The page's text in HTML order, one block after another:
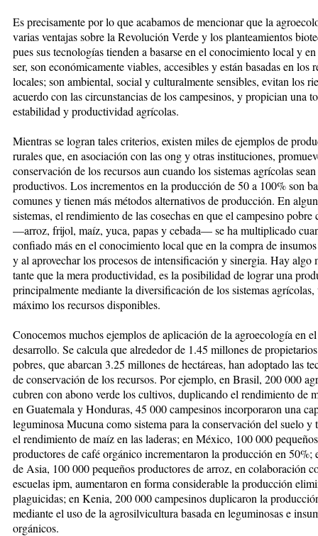
Es precisamente por lo que acaba­mos de mencionar que la
varias ventajas sobre la Re­vo­lu­ción Verde y los plantea­mien­tos
pues sus tecnologías tien­­den a basarse en el conocimiento lo­cal y
ser, son económicamente viables, accesibles y están ba­sa­das en los
locales; son am­bien­tal, social y culturalmente sensibles, evi­tan los
acuerdo con las cir­cuns­tancias de los campesinos, y pro­pician una
estabilidad y productividad agrícolas.
Mien­tras se logran tales criterios, existen miles de ejemplos de
rurales que, en asociación con las ong y otras instituciones,
conservación de los re­­cur­sos aun cuando los sistemas agríco­las
productivos. Los incremen­tos en la producción de 50 a 100% son
comunes y tienen más mé­to­dos alternativos de producción. En
sistemas, el ren­di­­mien­to de las cosechas en que el cam­pesino pobre
—arroz, frijol, maíz, yuca, papas y cebada— se ha multiplicado
confiado más en el conocimiento local que en la compra de
y al aprovechar los procesos de inten­si­ficación y sinergia. Hay
tante que la mera pro­duc­ti­vidad, es la posibilidad de lograr una
principalmente mediante la diversificación de los sistemas agrí­co­las,
máximo los recursos dis­po­nibles.
Conocemos muchos ejemplos de apli­cación de la agroecología en
desarrollo. Se calcu­la que al­rededor de 1.45 millones de
pobres, que abar­can 3.25 millones de hectáreas, han adop­tado las
de conserva­ción de los recursos. Por ejem­plo, en Bra­sil, 200 000
cubren con abono verde los cultivos, du­pli­can­do el rendimien­to de
en Guatemala y Hon­duras, 45 000 cam­pesinos incor­po­raron una
leguminosa Mu­cuna como sistema para la conser­va­ción del suelo y
el ren­di­miento de maíz en las laderas; en Mé­xico, 100 000 pequeños
productores de café orgá­ni­co incrementaron la pro­duc­ción en 50%;
de Asia, 100 000 pequeños productores de arroz, en colaboración
escuelas ipm, aumentaron en forma consi­de­rable la producción
pla­gui­ci­das; en Kenia, 200 000 campe­sinos du­­plicaron la
me­­­dian­te el uso de la agrosilvicultura ba­sada en leguminosas e
orgánicos.